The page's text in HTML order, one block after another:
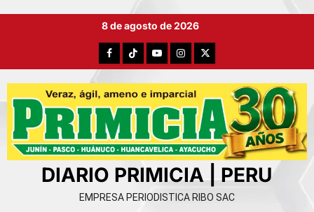
8 de agosto de 2026
FacebookTikTokYouTubeInstagram
X
DIARIO PRIMICIA | PERU
EMPRESA PERIODISTICA RIBO SAC